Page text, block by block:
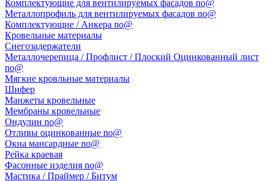
Комплектующие для вентилируемых фасадов no@
Металлопрофиль для вентилируемых фасадов no@
Комплектующие / Анкера no@
Кровельные материалы
Снегозадержатели
Металлочерепица / Профлист / Плоский Оцинкованный лист
no@
Мягкие кровльные материалы
Шифер
Манжеты кровельные
Мембраны кровельные
Ондулин no@
Отливы оцинкованные no@
Окна мансардные no@
Рейка краевая
Фасонные изделия no@
Мастика / Праймер / Битум